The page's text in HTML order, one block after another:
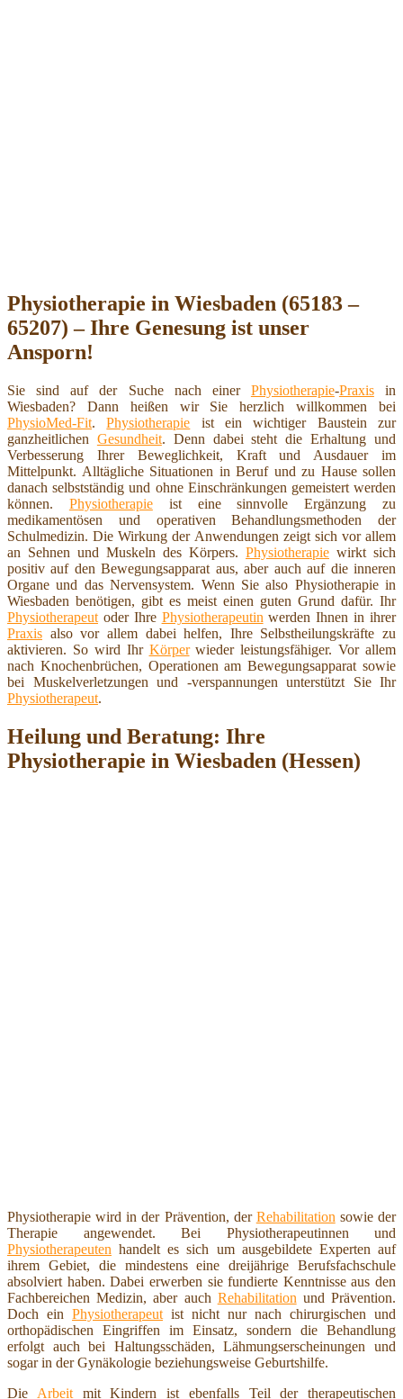
Physiotherapie in Wiesbaden (65183 –
65207) – Ihre Genesung ist unser
Ansporn!
Sie sind auf der Suche nach einer Physiotherapie-Praxisin
Wiesbaden? Dann heißen wir Sie herzlich willkommen bei
PhysioMed-Fit.Physiotherapie ist ein wichtiger Baustein zur
ganzheitlichen Gesundheit. Denn dabei steht die Erhaltung und
Verbesserung Ihrer Beweglichkeit, Kraft und Ausdauer im
Mittelpunkt. Alltägliche Situationen in Beruf und zu Hause sollen
danach selbstständig und ohne Einschränkungen gemeistert werden
können. Physiotherapieist eine sinnvolle Ergänzung zu
medikamentösen und operativen Behandlungsmethoden der
Schulmedizin. Die Wirkung der Anwendungen zeigt sich vor allem
an Sehnen und Muskeln des Körpers. Physiotherapie wirkt sich
positiv auf den Bewegungsapparat aus, aber auch auf die inneren
Organe und das Nervensystem. Wenn Sie also Physiotherapie in
Wiesbaden benötigen, gibt es meist einen guten Grund dafür. Ihr
Physiotherapeut oder Ihre Physiotherapeutin werden Ihnen in ihrer
Praxis also vor allem dabei helfen, Ihre Selbstheilungskräfte zu
aktivieren. So wird Ihr Körperwieder leistungsfähiger. Vor allem
nach Knochenbrüchen, Operationen am Bewegungsapparat sowie
bei Muskelverletzungen und -verspannungen unterstützt Sie Ihr
Physiotherapeut.
Heilung und Beratung: Ihre
Physiotherapie in Wiesbaden (Hessen)
Physiotherapie wird in der Prävention, der Rehabilitation sowie der
Therapie angewendet. Bei Physiotherapeutinnen und
Physiotherapeuten handelt es sich um ausgebildete Experten auf
ihrem Gebiet, die mindestens eine dreijährige Berufsfachschule
absolviert haben. Dabei erwerben sie fundierte Kenntnisse aus den
Fachbereichen Medizin, aber auch Rehabilitation und Prävention.
Doch ein Physiotherapeut ist nicht nur nach chirurgischen und
orthopädischen Eingriffen im Einsatz, sondern die Behandlung
erfolgt auch bei Haltungsschäden, Lähmungserscheinungen und
sogar in der Gynäkologie beziehungsweise Geburtshilfe.
Die Arbeitmit Kindern ist ebenfalls Teil der therapeutischen